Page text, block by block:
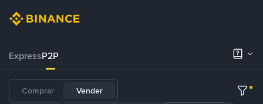
ExpressP2P
Comprar Vender